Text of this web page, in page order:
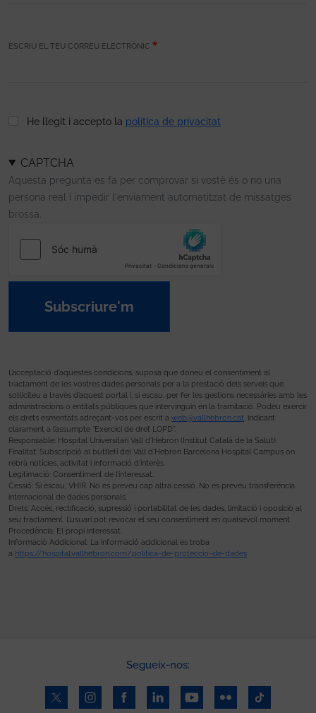
ESCRIU EL TEU CORREU ELECTRÒNIC
He llegit i accepto la política de privacitat
CAPTCHA
Aquesta pregunta es fa per comprovar si vostè és o no una
persona real i impedir l'enviament automatitzat de missatges
brossa.
Subscriure'm
L’acceptació d’aquestes condicions, suposa que doneu el consentiment al
tractament de les vostres dades personals per a la prestació dels serveis que
sol·liciteu a través d’aquest portal i, si escau, per fer les gestions necessàries amb les
administracions o entitats públiques que intervinguin en la tramitació. Podeu exercir
els drets esmentats adreçant-vos per escrit a web@vallhebron.cat, indicant
clarament a l’assumpte “Exercici de dret LOPD”.
Responsable: Hospital Universitari Vall d’Hebron (Institut Català de la Salut).
Finalitat: Subscripció al butlletí del Vall d’Hebron Barcelona Hospital Campus on
rebrà notícies, activitat i informació d’interès.
Legitimació: Consentiment de l’interessat.
Cessió: Si escau, VHIR. No es preveu cap altra cessió. No es preveu transferència
internacional de dades personals.
Drets: Accés, rectificació, supressió i portabilitat de les dades, limitació i oposició al
seu tractament. L’usuari pot revocar el seu consentiment en qualsevol moment.
Procedència: El propi interessat.
Informació Addicional: La informació addicional es troba
a https://hospital.vallhebron.com/politica-de-proteccio-de-dades
Segueix-nos: